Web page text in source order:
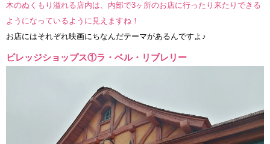
木のぬくもり溢れる店内は、内部で3ヶ所のお店に行ったり来たりできる
ようになっているように見えますね！
お店にはそれぞれ映画にちなんだテーマがあるんですよ♪
ビレッジショップス①ラ・ベル・リブレリー